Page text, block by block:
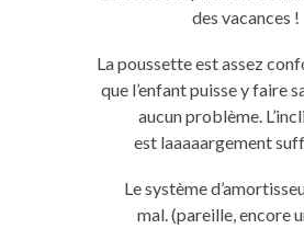
des vacances !
La poussette est assez
que l’enfant puisse y faire
aucun problème.
est laaaaargement
Le système
mal.(pareille, encore